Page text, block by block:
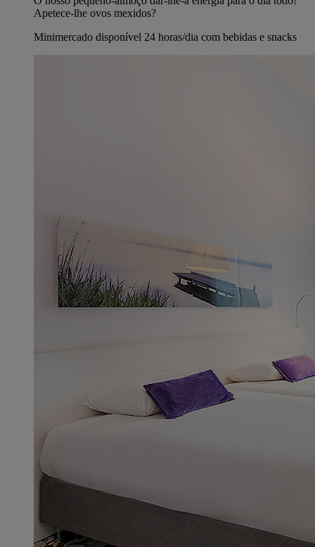
Apetece-lhe ovos mexidos?
Minimercado disponível 24 horas/dia com bebidas e snacks